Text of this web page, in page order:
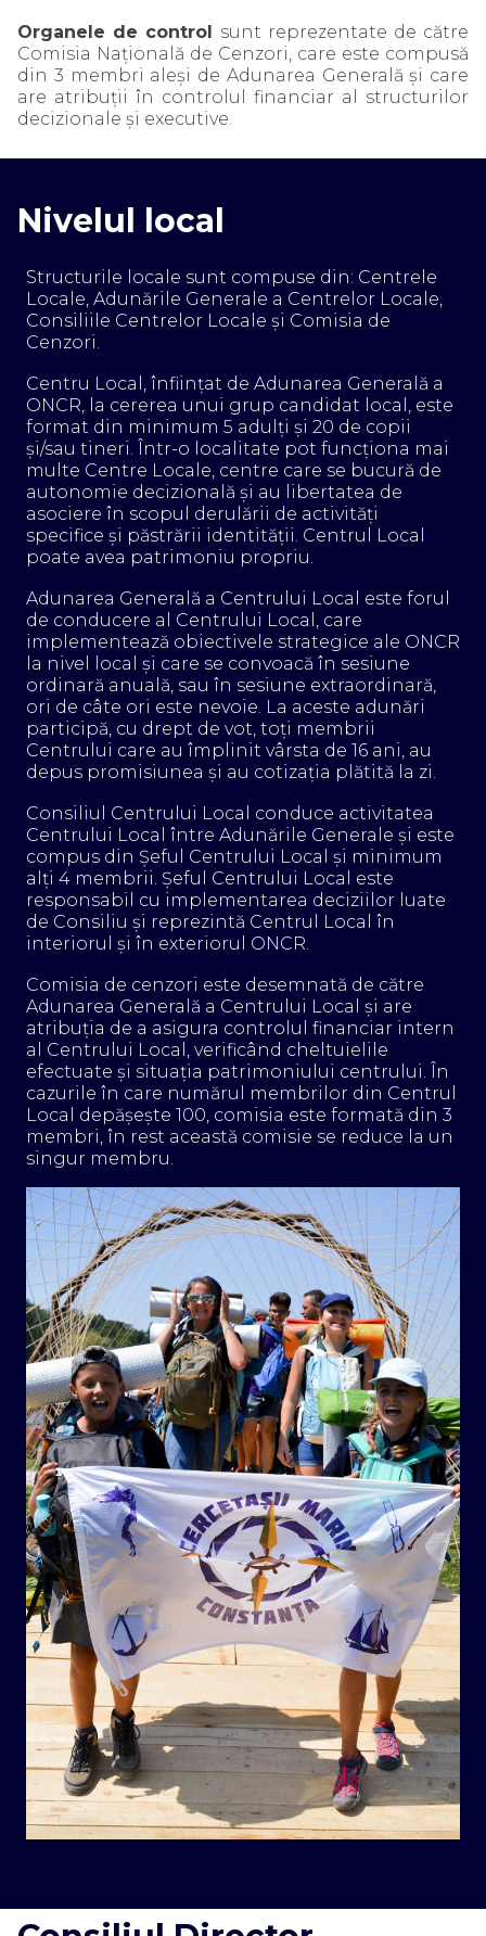
Organele de control sunt reprezentate de către
Comisia Naţională de Cenzori, care este compusă
din 3 membri aleşi de Adunarea Generală şi care
are atribuţii în controlul financiar al structurilor
decizionale şi executive.
Nivelul local
Structurile locale sunt compuse din: Centrele
Locale, Adunările Generale a Centrelor Locale,
Consiliile Centrelor Locale şi Comisia de
Cenzori.
Centru Local, înfiinţat de Adunarea Generală a
ONCR, la cererea unui grup candidat local, este
format din minimum 5 adulţi şi 20 de copii
şi/sau tineri. Într-o localitate pot funcţiona mai
multe Centre Locale, centre care se bucură de
autonomie decizională şi au libertatea de
asociere în scopul derulării de activităţi
specifice şi păstrării identităţii. Centrul Local
poate avea patrimoniu propriu.
Adunarea Generală a Centrului Local este forul
de conducere al Centrului Local, care
implementează obiectivele strategice ale ONCR
la nivel local şi care se convoacă în sesiune
ordinară anuală, sau în sesiune extraordinară,
ori de câte ori este nevoie. La aceste adunări
participă, cu drept de vot, toţi membrii
Centrului care au împlinit vârsta de 16 ani, au
depus promisiunea şi au cotizaţia plătită la zi.
Consiliul Centrului Local conduce activitatea
Centrului Local între Adunările Generale şi este
compus din Şeful Centrului Local şi minimum
alţi 4 membrii. Şeful Centrului Local este
responsabil cu implementarea deciziilor luate
de Consiliu şi reprezintă Centrul Local în
interiorul şi în exteriorul ONCR.
Comisia de cenzori este desemnată de către
Adunarea Generală a Centrului Local și are
atribuția de a asigura controlul financiar intern
al Centrului Local, verificând cheltuielile
efectuate și situația patrimoniului centrului. În
cazurile în care numărul membrilor din Centrul
Local depăşeşte 100, comisia este formată din 3
membri, în rest această comisie se reduce la un
singur membru.